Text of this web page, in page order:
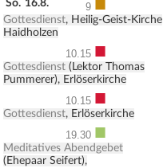
So. 16.8. 9
Gottesdienst, Heilig-Geist-Kirche
Haidholzen
10.15 ■
Gottesdienst (Lektor Thomas
Pummerer), Erlöserkirche
10.15 ■
Gottesdienst, Erlöserkirche
19.30 ■
Meditatives Abendgebet
(Ehepaar Seifert),